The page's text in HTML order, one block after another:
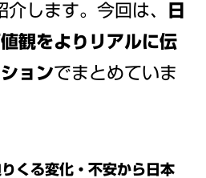
介します。今回は、
日
観をよりリアルに伝
ョンでまとめていま
る変化・不安から日本